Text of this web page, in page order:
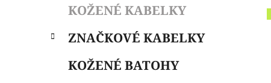
s
kategorie
e
KOŽENÉ KABELKY
ZNAČKOVÉ KABELKY
KOŽENÉ BATOHY